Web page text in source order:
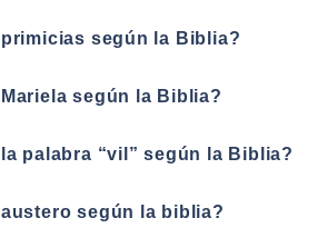
según la Biblia?
según la Biblia?
palabra “vil” según la Biblia?
según la biblia?